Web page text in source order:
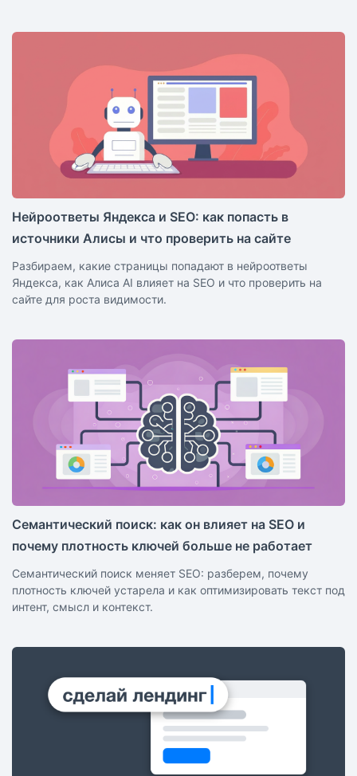
Нейроответы Яндекса и SEO: как попасть в
источники Алисы и что проверить на сайте
Разбираем, какие страницы попадают в нейроответы
Яндекса, как Алиса AI влияет на SEO и что проверить на
сайте для роста видимости.
Семантический поиск: как он влияет на SEO и
почему плотность ключей больше не работает
Семантический поиск меняет SEO: разберем, почему
плотность ключей устарела и как оптимизировать текст под
интент, смысл и контекст.